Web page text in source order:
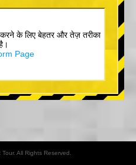
के लिए बेहतर और तेज़ तरीका
Page
All Rights Reserved.